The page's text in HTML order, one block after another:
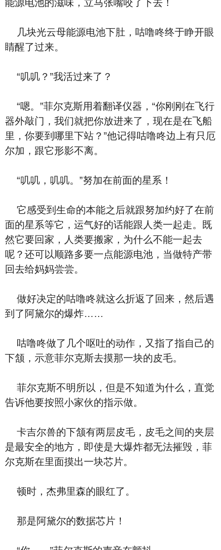
能源电池的滋味，立马张嘴咬了下去！
几块光云母能源电池下肚，咕噜咚终于睁开眼
睛醒了过来。
“叽叽？”我活过来了？
“嗯。”菲尔克斯用着翻译仪器，“你刚刚在飞行
器外敲门，我们就把你放进来了，现在是在飞船
里，你要到哪里下站？”他记得咕噜咚边上有只厄
尔加，跟它形影不离。
“叽叽，叽叽。”努加在前面的星系！
它感受到生命的本能之后就跟努加约好了在前
面的星系等它，运气好的话能跟人类一起走。既
然它要回家，人类要搬家，为什么不能一起去
呢？还可以顺路多要一点能源电池，当做特产带
回去给妈妈尝尝。
做好决定的咕噜咚就这么折返了回来，然后遇
到了阿黛尔的爆炸……
咕噜咚做了几个呕吐的动作，又指了指自己的
下颔，示意菲尔克斯去摸那一块的皮毛。
菲尔克斯不明所以，但是不知道为什么，直觉
告诉他要按照小家伙的指示做。
卡吉尔兽的下颔有两层皮毛，皮毛之间的夹层
是最安全的地方，即使是大爆炸都无法摧毁，菲
尔克斯在里面摸出一块芯片。
顿时，杰弗里森的眼红了。
那是阿黛尔的数据芯片！